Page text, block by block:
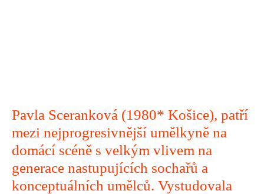
Pavla Sceranková (1980* Košice), patří
mezi nejprogresivnější umělkyně na
domácí scéně s velkým vlivem na
generace nastupujících sochařů a
konceptuálních umělců. Vystudovala